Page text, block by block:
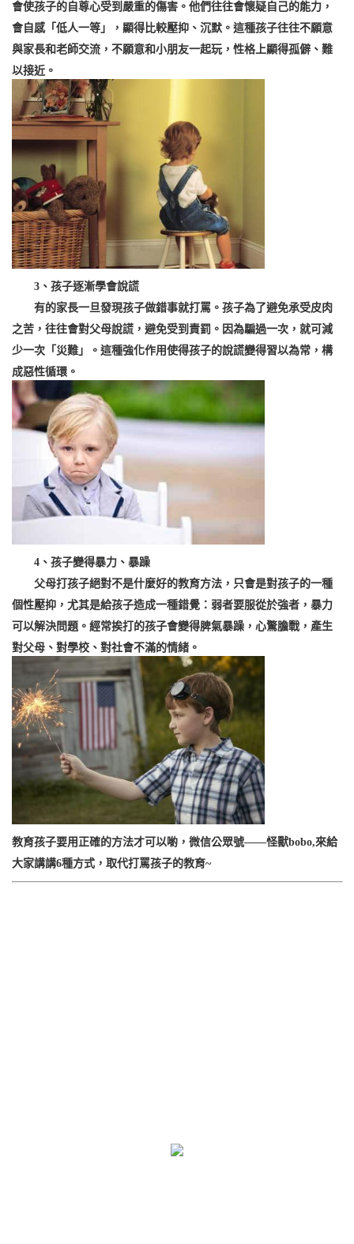
會使孩子的自尊心受到嚴重的傷害。他們往往會懷疑自己的能力，
會自感「低人一等」，顯得比較壓抑、沉默。這種孩子往往不願意
與家長和老師交流，不願意和小朋友一起玩，性格上顯得孤僻、難
以接近。
3、孩子逐漸學會說謊
有的家長一旦發現孩子做錯事就打罵。孩子為了避免承受皮肉
之苦，往往會對父母說謊，避免受到責罰。因為騙過一次，就可減
少一次「災難」。這種強化作用使得孩子的說謊變得習以為常，構
成惡性循環。
4、孩子變得暴力、暴躁
父母打孩子絕對不是什麼好的教育方法，只會是對孩子的一種
個性壓抑，尤其是給孩子造成一種錯覺：弱者要服從於強者，暴力
可以解決問題。經常挨打的孩子會變得脾氣暴躁，心驚膽戰，產生
對父母、對學校、對社會不滿的情緒。
教育孩子要用正確的方法才可以喲，微信公眾號——怪獸bobo,來給
大家講講6種方式，取代打罵孩子的教育~